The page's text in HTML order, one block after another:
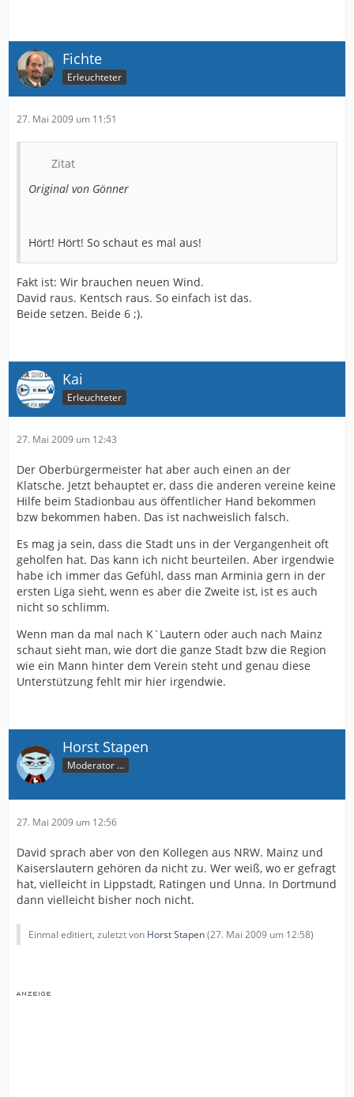
Fichte
Erleuchteter
27. Mai 2009 um 11:51
Zitat
Original von Gönner
Hört! Hört! So schaut es mal aus!
Fakt ist: Wir brauchen neuen Wind.
David raus. Kentsch raus. So einfach ist das.
Beide setzen. Beide 6 ;).
Kai
Erleuchteter
27. Mai 2009 um 12:43
Der Oberbürgermeister hat aber auch einen an der
Klatsche. Jetzt behauptet er, dass die anderen vereine keine
Hilfe beim Stadionbau aus öffentlicher Hand bekommen
bzw bekommen haben. Das ist nachweislich falsch.
Es mag ja sein, dass die Stadt uns in der Vergangenheit oft
geholfen hat. Das kann ich nicht beurteilen. Aber irgendwie
habe ich immer das Gefühl, dass man Arminia gern in der
ersten Liga sieht, wenn es aber die Zweite ist, ist es auch
nicht so schlimm.
Wenn man da mal nach K`Lautern oder auch nach Mainz
schaut sieht man, wie dort die ganze Stadt bzw die Region
wie ein Mann hinter dem Verein steht und genau diese
Unterstützung fehlt mir hier irgendwie.
Horst Stapen
Moderator ...
27. Mai 2009 um 12:56
David sprach aber von den Kollegen aus NRW. Mainz und
Kaiserslautern gehören da nicht zu. Wer weiß, wo er gefragt
hat, vielleicht in Lippstadt, Ratingen und Unna. In Dortmund
dann vielleicht bisher noch nicht.
Einmal editiert, zuletzt von Horst Stapen(27. Mai 2009 um 12:58)